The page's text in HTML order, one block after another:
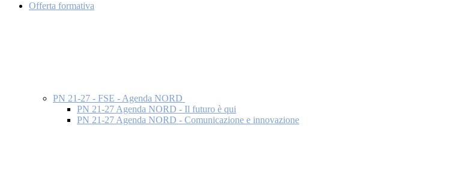
Offerta formativa
PN 21-27 - FSE - Agenda NORD
PN 21-27 Agenda NORD - Il futuro è qui
PN 21-27 Agenda NORD - Comunicazione e innovazione